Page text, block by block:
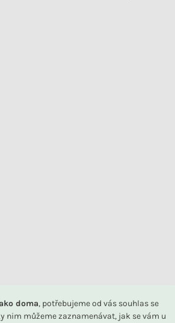
doma, potřebujeme od vás souhlas se
nim můžeme zaznamenávat, jak se vám u
Dekorace nejsou součástí produktu.